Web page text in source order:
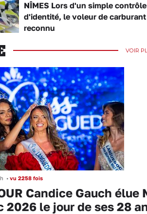
NÎMES Lors d'un simple contrôle
d'identité, le voleur de
reconnu
VOIR
• vu 2258 fois
Candice Gauch élue
2026 le jour de ses 28